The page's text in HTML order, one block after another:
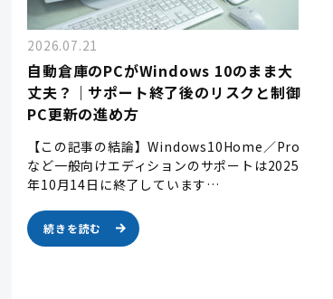
2026.07.21
自動倉庫のPCがWindows 10のまま大
丈夫？｜サポート終了後のリスクと制御
PC更新の進め方
【この記事の結論】Windows10Home／Pro
など一般向けエディションのサポートは2025
年10月14日に終了しています…
続きを読む